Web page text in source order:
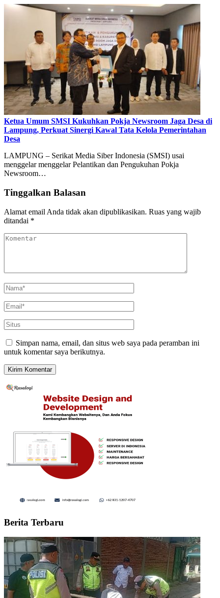
Ketua Umum SMSI Kukuhkan Pokja Newsroom Jaga Desa di
Lampung, Perkuat Sinergi Kawal Tata Kelola Pemerintahan
Desa
LAMPUNG – Serikat Media Siber Indonesia (SMSI) usai
menggelar menggelar Pelantikan dan Pengukuhan Pokja
Newsroom…
Tinggalkan Balasan
Alamat email Anda tidak akan dipublikasikan. Ruas yang wajib
ditandai *
Simpan nama, email, dan situs web saya pada peramban ini
untuk komentar saya berikutnya.
Berita Terbaru